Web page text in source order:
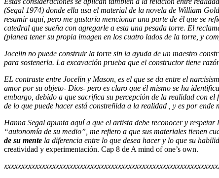
(Segal 1974) donde ella usa el material de la novela de William
resumir aquí, pero me gustaría mencionar una parte de él que se
catedral que sueña con agregarle a esta una pesada torre. El
(planea tener su propia imagen en los cuatro lados de la torre, y
Jocelin no puede construir la torre sin la ayuda de un maestro
para sostenerla. La excavación prueba que el constructor tiene
EL contraste entre Jocelin y Mason, es el que se da entre el
amor por su objeto- Dios- pero es claro que él mismo se ha
embargo, debido a que sacrifica su percepción de la realidad con
de lo que puede hacer está constreñida a la realidad , y es por
Hanna Segal apunta aquí a que el artista debe reconocer y
“autonomía de su medio”, me refiero a que sus materiales tienen
de su mente la diferencia entre lo que desea hacer y lo que su
creatividad y experimentación. Cap 8 de A mind of one’s own.